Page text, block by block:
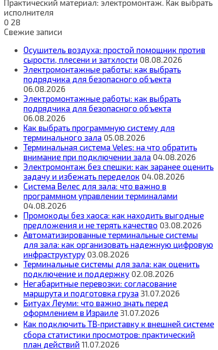
Практический материал: электромонтаж. Как выбрать
исполнителя
0 28
Свежие записи
Осушитель воздуха: простой помощник против
сырости, плесени и затхлости 08.08.2026
Электромонтажные работы: как выбрать
подрядчика для безопасного объекта
06.08.2026
Электромонтажные работы: как выбрать
подрядчика для безопасного объекта
06.08.2026
Как выбрать программную систему для
терминального зала 05.08.2026
Терминальная система Veles: на что обратить
внимание при подключении зала 04.08.2026
Электромонтаж без спешки: как заранее оценить
задачу и избежать переделок 04.08.2026
Система Велес для зала: что важно в
программном управлении терминалами
04.08.2026
Промокоды без хаоса: как находить выгодные
предложения и не терять качество 03.08.2026
Автоматизированные терминальные системы
для зала: как организовать надежную цифровую
инфраструктуру 03.08.2026
Терминальные системы для зала: как оценить
подключение и поддержку 02.08.2026
Негабаритные перевозки: согласование
маршрута и подготовка груза 31.07.2026
Битуах Леуми: что важно знать перед
оформлением в Израиле 31.07.2026
Как подключить ТВ‑приставку к внешней системе
сбора статистики просмотров: практический
план действий 11.07.2026